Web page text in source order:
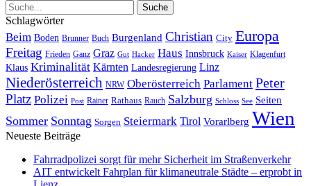
Schlagwörter
Beim Boden Brunner Buch Burgenland Christian City Europa
Freitag Frieden Ganz Graz Gut Hacker Haus Innsbruck Kaiser Klagenfurt
Klaus Kriminalität Kärnten Landesregierung Linz
Niederösterreich NRW Oberösterreich Parlament Peter
Platz Polizei Post Rainer Rathaus Rauch Salzburg Schloss See Seiten
Sommer Sonntag Sorgen Steiermark Tirol Vorarlberg Wien
Neueste Beiträge
Fahrradpolizei sorgt für mehr Sicherheit im Straßenverkehr
AIT entwickelt Fahrplan für klimaneutrale Städte – erprobt in